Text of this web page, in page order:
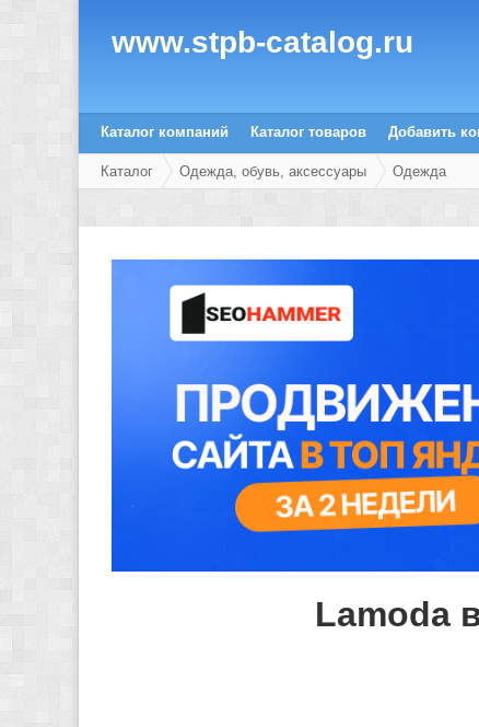
www.stpb-catalog.ru
Каталог компаний Каталог товаров Добавить
Каталог Одежда, обувь, аксессуары Одежда
Lamoda